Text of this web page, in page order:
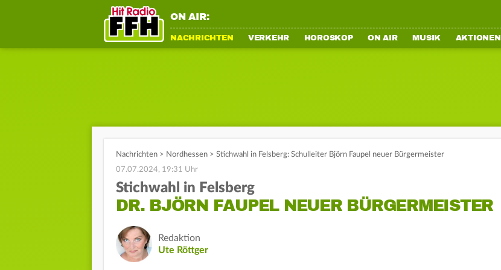
ON AIR:
NACHRICHTEN VERKEHR HOROSKOP ON AIR MUSIK AKTIONEN
Nachrichten > Nordhessen > Stichwahl in Felsberg: Schulleiter Björn Faupel neuer Bürgermeister
07.07.2024, 19:31 Uhr
Stichwahl in Felsberg
DR. BJÖRN FAUPEL NEUER BÜRGERMEISTER
Redaktion
Ute Röttger